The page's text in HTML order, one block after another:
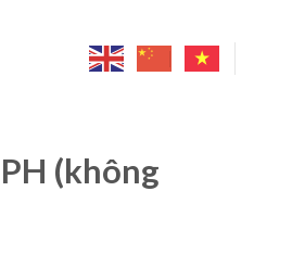
(không